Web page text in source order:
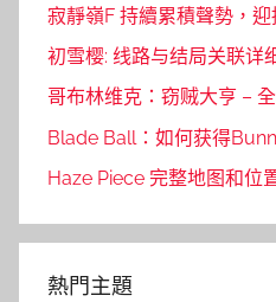
寂靜嶺F 持續累積聲勢，
初雪樱: 线路与结局关联详
哥布林维克：窃贼大亨 –
Blade Ball：如何获得
Haze Piece 完整地图和位
熱門主題